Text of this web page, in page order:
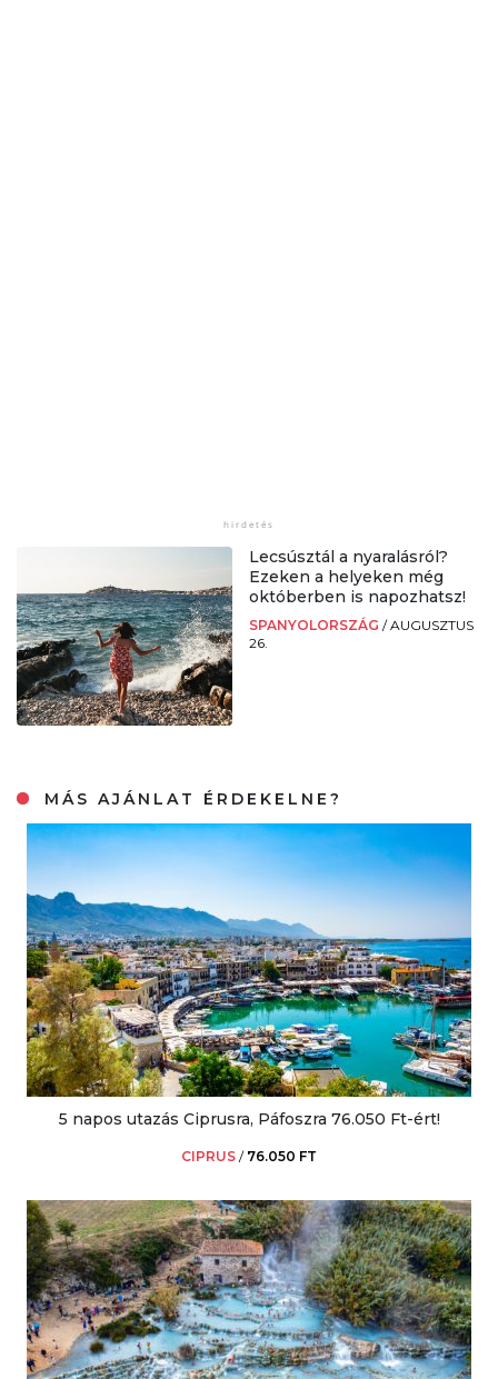
Lecsúsztál a nyaralásról?
Ezeken a helyeken még
októberben is napozhatsz!
SPANYOLORSZÁG /AUGUSZTUS
26.
MÁS AJÁNLAT ÉRDEKELNE?
5 napos utazás Ciprusra, Páfoszra 76.050 Ft-ért!
CIPRUS / 76.050 FT